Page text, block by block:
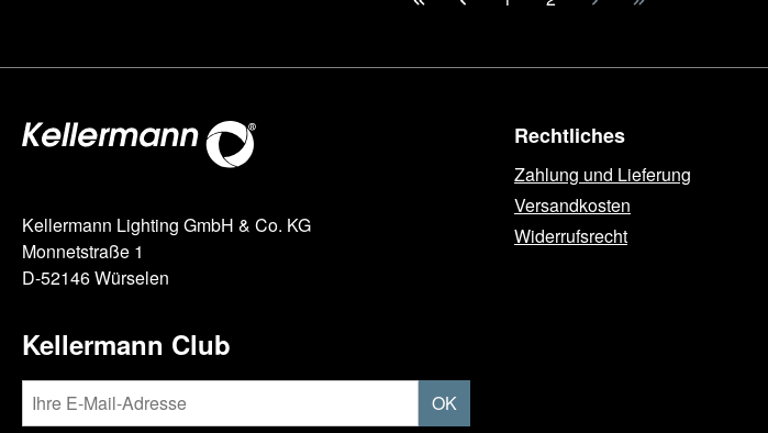
Kellermann Lighting GmbH & Co. KG
Monnetstraße 1
D-52146 Würselen
Kellermann Club
OK
Rechtliches
Zahlung und Lieferung
Versandkosten
Widerrufsrecht